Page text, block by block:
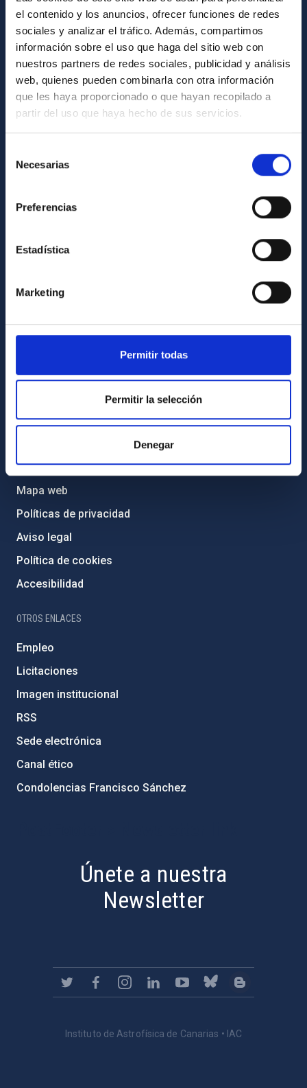
el contenido y los anuncios, ofrecer funciones de redes
sociales y analizar el tráfico. Además, compartimos
información sobre el uso que haga del sitio web con
nuestros partners de redes sociales, publicidad y análisis
web, quienes pueden combinarla con otra información
que les haya proporcionado o que hayan recopilado a
partir del uso que haya hecho de sus servicios.
Necesarias
Preferencias
Estadística
Marketing
Permitir todas
Permitir la selección
Denegar
INFORMACIÓN GENERAL
Contacto
Cómo llegar al IAC
Directorio de personal
Biblioteca
Igualdad y diversidad de género
Medio Ambiente y Sostenibilidad
Proyectos institucionales
Financiación externa
Programa Severo Ochoa
Amigos del IAC
PORTAL DEL IAC
Mapa web
Políticas de privacidad
Aviso legal
Política de cookies
Accesibilidad
OTROS ENLACES
Empleo
Licitaciones
Imagen institucional
RSS
Sede electrónica
Canal ético
Condolencias Francisco Sánchez
Únete a nuestra
Newsletter
Instituto de Astrofísica de Canarias • IAC